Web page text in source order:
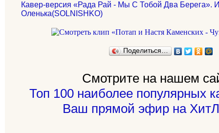
Кавер-версия «Рада Рай - Мы С Тобой Два Берега».
Оленька(SOLNISHKO)
Поделиться…
Смотрите на нашем
Топ 100 наиболее популярных
Ваш прямой эфир на